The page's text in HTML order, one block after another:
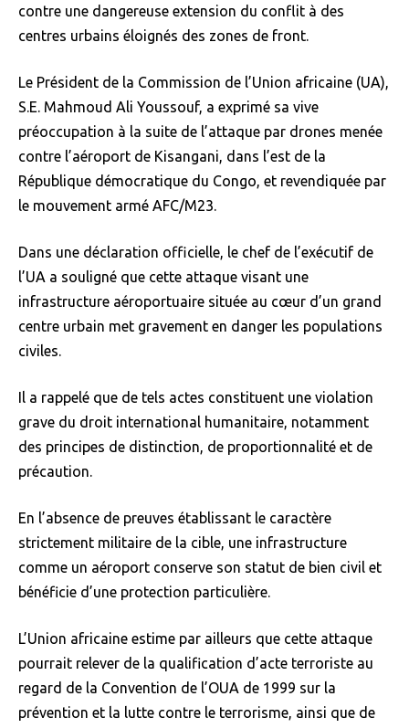
contre une dangereuse extension du conflit à des
centres urbains éloignés des zones de front.
Le Président de la Commission de l’Union africaine (UA),
S.E. Mahmoud Ali Youssouf, a exprimé sa vive
préoccupation à la suite de l’attaque par drones menée
contre l’aéroport de Kisangani, dans l’est de la
République démocratique du Congo, et revendiquée par
le mouvement armé AFC/M23.
Dans une déclaration officielle, le chef de l’exécutif de
l’UA a souligné que cette attaque visant une
infrastructure aéroportuaire située au cœur d’un grand
centre urbain met gravement en danger les populations
civiles.
Il a rappelé que de tels actes constituent une violation
grave du droit international humanitaire, notamment
des principes de distinction, de proportionnalité et de
précaution.
En l’absence de preuves établissant le caractère
strictement militaire de la cible, une infrastructure
comme un aéroport conserve son statut de bien civil et
bénéficie d’une protection particulière.
L’Union africaine estime par ailleurs que cette attaque
pourrait relever de la qualification d’acte terroriste au
regard de la Convention de l’OUA de 1999 sur la
prévention et la lutte contre le terrorisme, ainsi que de